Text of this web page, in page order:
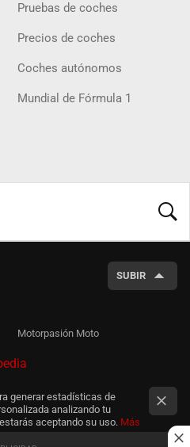
Pruebas de coches
Precios de coches
Coches autónomos
Mundial de Fórmula 1
SUBIR
Motorpasión Moto
generar estadísticas de
analizando tu
aceptando su uso. Más